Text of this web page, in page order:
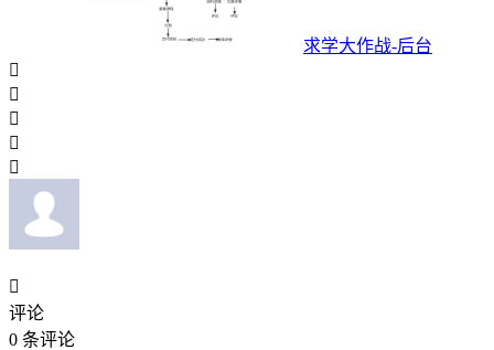
求学大作战-后台






评论
0 条评论